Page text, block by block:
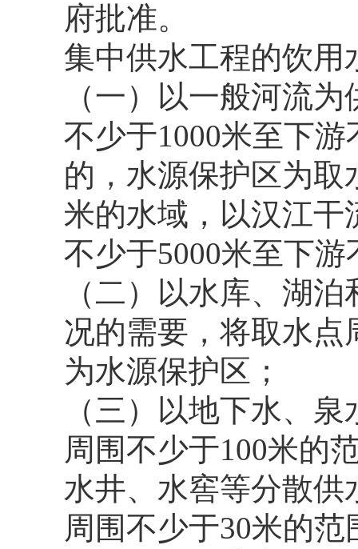
府批准。
集中供水工程的饮用
（一）以一般河流
不少于1000米至下
的，水源保护区为取
米的水域，以汉江
不少于5000米至下
（二）以水库、湖
况的需要，将取水
为水源保护区；
（三）以地下水、
周围不少于100米的
水井、水窖等分散
周围不少于30米的范